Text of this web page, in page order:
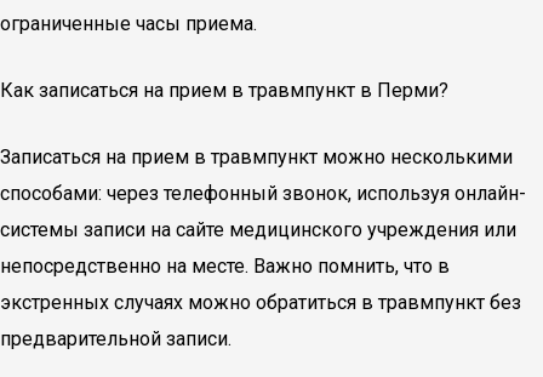
ограниченные часы приема.
Как записаться на прием в травмпункт в Перми?
Записаться на прием в травмпункт можно несколькими
способами: через телефонный звонок, используя онлайн-
системы записи на сайте медицинского учреждения или
непосредственно на месте. Важно помнить, что в
экстренных случаях можно обратиться в травмпункт без
предварительной записи.